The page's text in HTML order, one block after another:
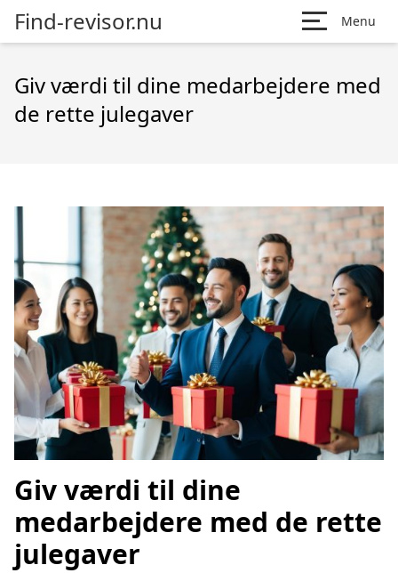
Find-revisor.nu Menu
Giv værdi til dine medarbejdere med
de rette julegaver
Giv værdi til dine
medarbejdere med de rette
julegaver